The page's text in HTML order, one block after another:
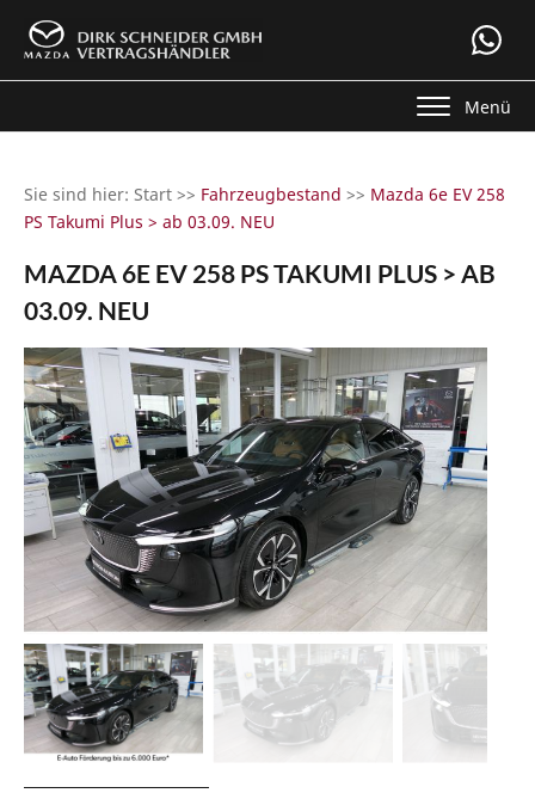
Menü
Sie sind hier: Start >> Fahrzeugbestand >> Mazda 6e EV 258
PS Takumi Plus > ab 03.09. NEU
MAZDA 6E EV 258 PS TAKUMI PLUS > AB
03.09. NEU